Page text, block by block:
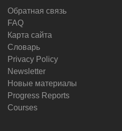
Обратная связь
FAQ
Карта сайта
Словарь
Privacy Policy
Newsletter
Новые материалы
Progress Reports
Courses